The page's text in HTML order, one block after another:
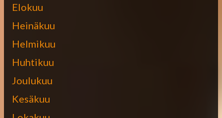
Elokuu
Heinäkuu
Helmikuu
Huhtikuu
Joulukuu
Kesäkuu